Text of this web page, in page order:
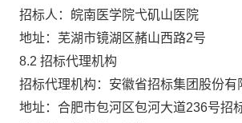
招标人：皖南医学院弋矶山医院
地址：芜湖市镜湖区赭山西路2号
8.2 招标代理机构
招标代理机构：安徽省招标集团股份有
地址：合肥市包河区包河大道236号招